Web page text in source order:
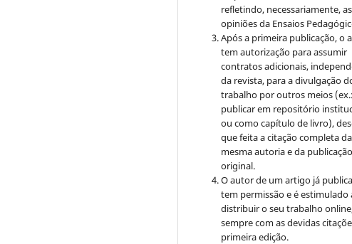
refletindo, necessariamente, as
opiniões da Ensaios
Após a primeira publicação, o
tem autorização para assumir
contratos adicionais,
da revista, para a divulgação
trabalho por outros meios (ex.:
publicar em repositório
ou como capítulo de livro),
que feita a citação completa da
mesma autoria e da publicação
original.
O autor de um artigo já
tem permissão e é estimulado
distribuir o seu trabalho
sempre com as devidas
primeira edição.